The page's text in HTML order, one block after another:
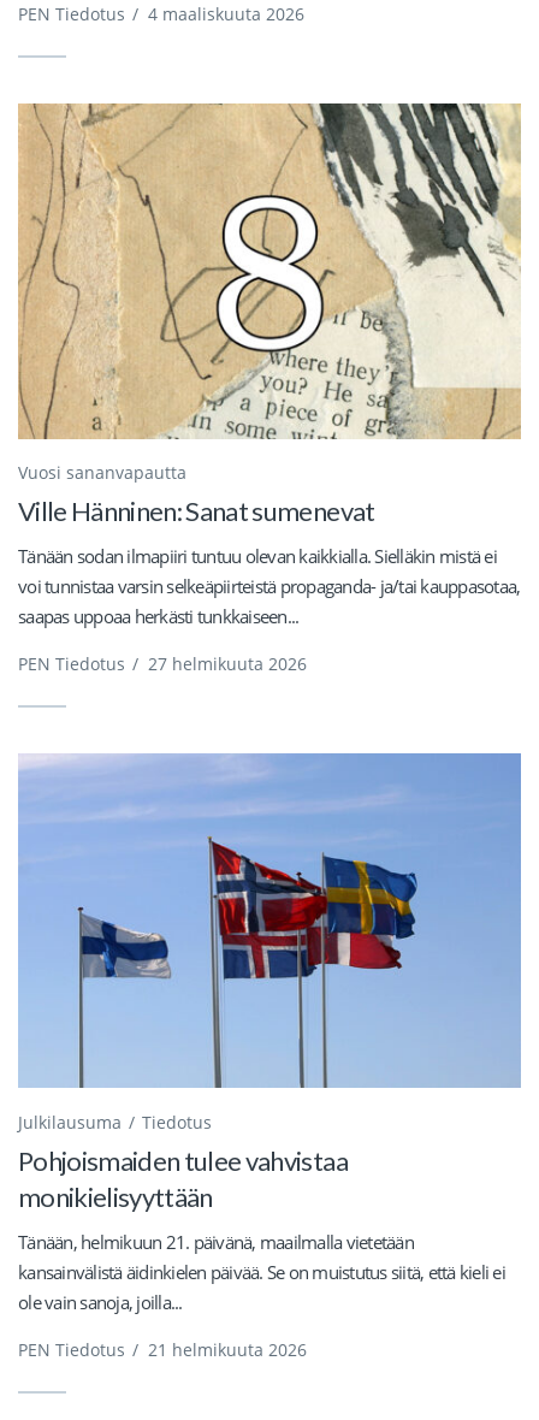
PEN Tiedotus / 4 maaliskuuta 2026
Vuosi sananvapautta
Ville Hänninen: Sanat sumenevat
Tänään sodan ilmapiiri tuntuu olevan kaikkialla. Sielläkin mistä ei
voi tunnistaa varsin selkeäpiirteistä propaganda- ja/tai kauppasotaa,
saapas uppoaa herkästi tunkkaiseen...
PEN Tiedotus / 27 helmikuuta 2026
Julkilausuma Tiedotus
Pohjoismaiden tulee vahvistaa
monikielisyyttään
Tänään, helmikuun 21. päivänä, maailmalla vietetään
kansainvälistä äidinkielen päivää. Se on muistutus siitä, että kieli ei
ole vain sanoja, joilla...
PEN Tiedotus / 21 helmikuuta 2026